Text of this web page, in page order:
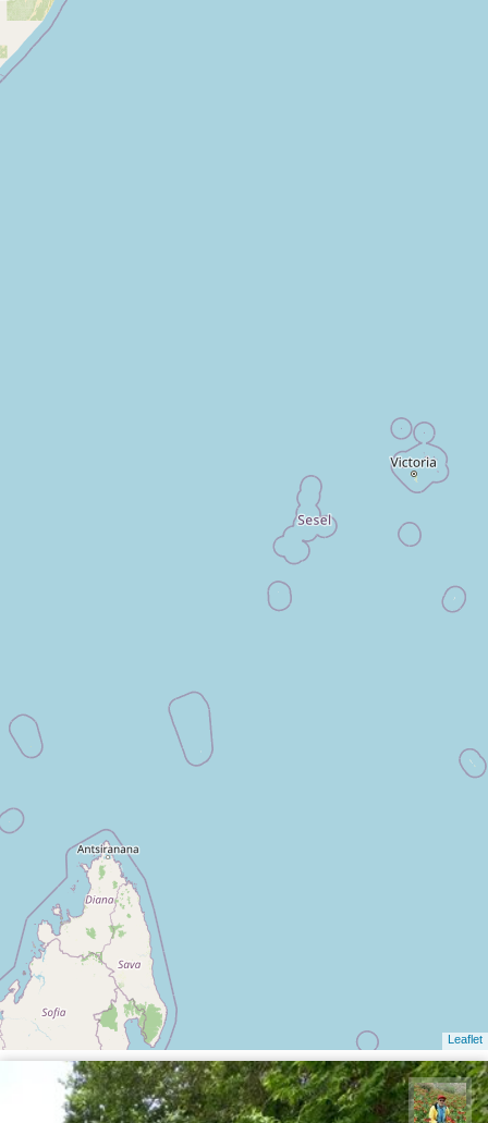
Leaflet
اسفندیار خدایی